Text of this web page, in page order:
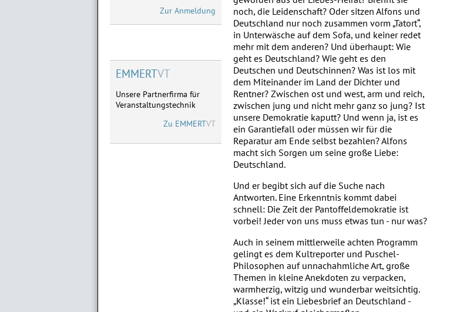
03.04.2027 Marburg
09.09.2027 Göttingen
Zur Anmeldung
EMMERTVT
Unsere Partnerfirma für
Veranstaltungstechnik
Zu EMMERTVT
noch, die Leidenschaft? Oder sitzen Alfons und
Deutschland nur noch zusammen vorm „Tatort“,
in Unterwäsche auf dem Sofa, und keiner redet
mehr mit dem anderen? Und überhaupt: Wie
geht es Deutschland? Wie geht es den
Deutschen und Deutschinnen? Was ist los mit
dem Miteinander im Land der Dichter und
Rentner? Zwischen ost und west, arm und reich,
zwischen jung und nicht mehr ganz so jung? Ist
unsere Demokratie kaputt? Und wenn ja, ist es
ein Garantiefall oder müssen wir für die
Reparatur am Ende selbst bezahlen? Alfons
macht sich Sorgen um seine große Liebe:
Deutschland.
Und er begibt sich auf die Suche nach
Antworten. Eine Erkenntnis kommt dabei
schnell: Die Zeit der Pantoffeldemokratie ist
vorbei! Jeder von uns muss etwas tun - nur was?
Auch in seinem mittlerweile achten Programm
gelingt es dem Kultreporter und Puschel-
Philosophen auf unnachahmliche Art, große
Themen in kleine Anekdoten zu verpacken,
warmherzig, witzig und wunderbar weitsichtig.
„Klasse!“ ist ein Liebesbrief an Deutschland -